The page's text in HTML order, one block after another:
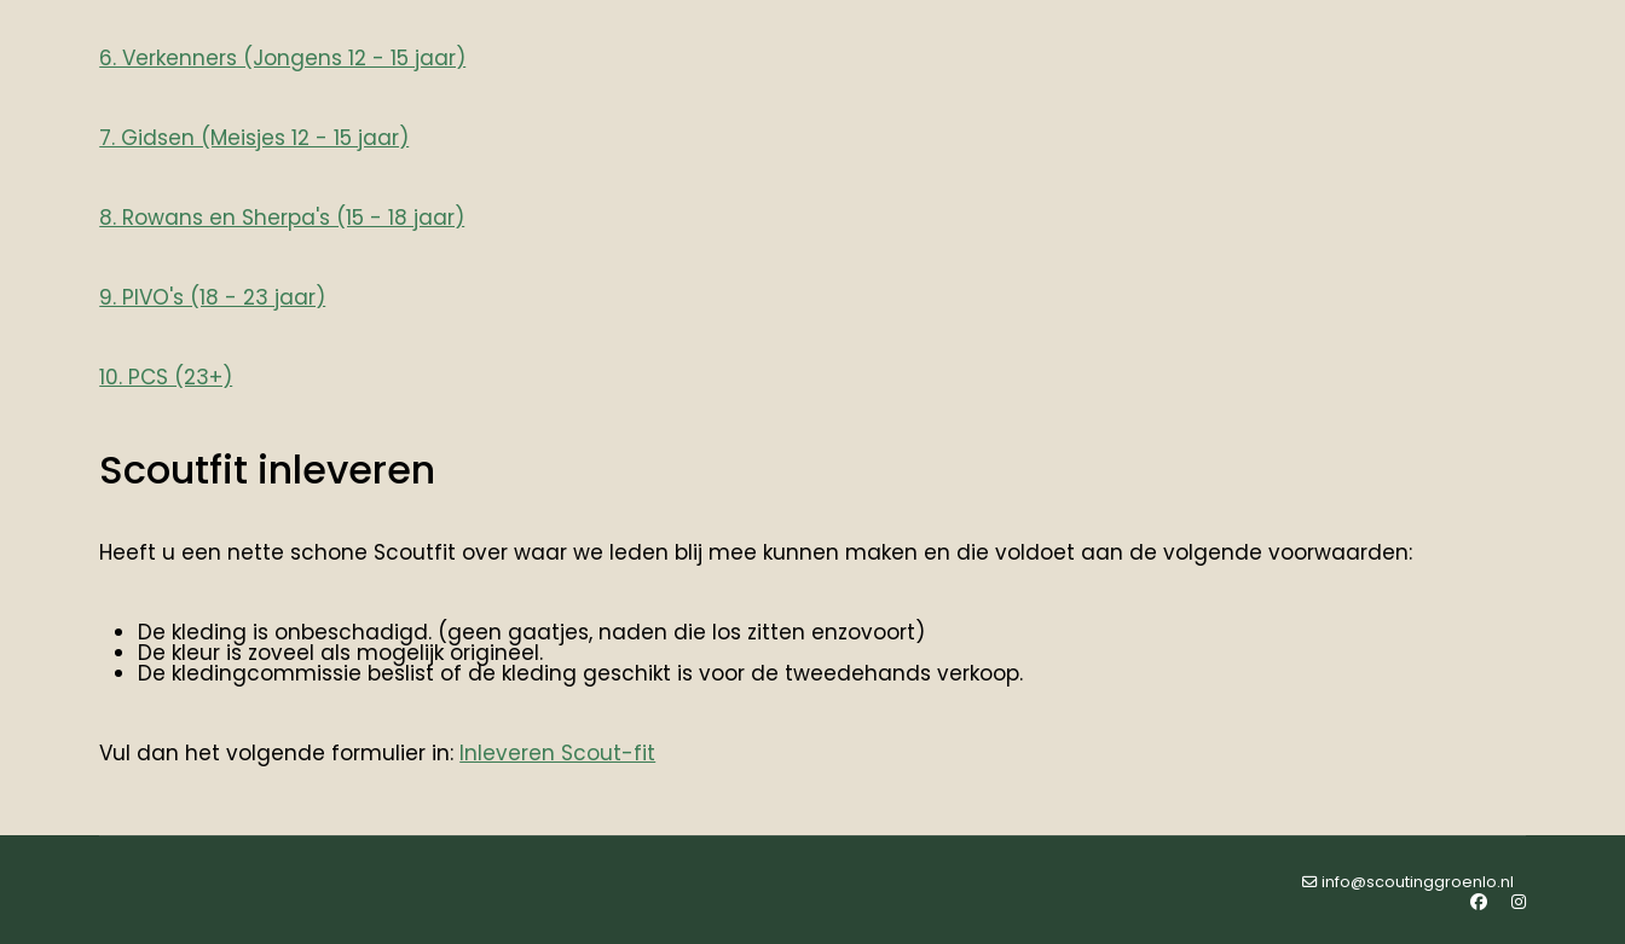
6. Verkenners (Jongens 12 - 15 jaar)
7. Gidsen (Meisjes 12 - 15 jaar)
8. Rowans en Sherpa's (15 - 18 jaar)
9. PIVO's (18 - 23 jaar)
10. PCS (23+)
Scoutfit inleveren
Heeft u een nette schone Scoutfit over waar we leden blij mee kunnen maken en die voldoet aan de volgende voorwaarden:
De kleding is onbeschadigd. (geen gaatjes, naden die los zitten enzovoort)
De kleur is zoveel als mogelijk origineel.
De kledingcommissie beslist of de kleding geschikt is voor de tweedehands verkoop.
Vul dan het volgende formulier in: Inleveren Scout-fit
info@scoutinggroenlo.nl